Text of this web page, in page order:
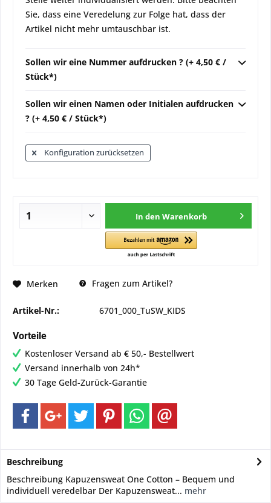
Sie, dass eine Veredelung zur Folge hat, dass der
Artikel nicht mehr umtauschbar ist.
Sollen wir eine Nummer aufdrucken ? (+ 4,50 € /
Stück*)
Sollen wir einen Namen oder Initialen aufdrucken
? (+ 4,50 € / Stück*)
Konfiguration zurücksetzen
In den Warenkorb
Merken Fragen zum Artikel?
Artikel-Nr.: 6701_000_TuSW_KIDS
Vorteile
Kostenloser Versand ab € 50,- Bestellwert
Versand innerhalb von 24h*
30 Tage Geld-Zurück-Garantie
Beschreibung
Beschreibung Kapuzensweat One Cotton – Bequem und
individuell veredelbar Der Kapuzensweat... mehr